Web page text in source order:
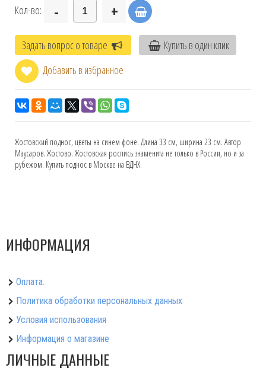
Кол-во: - +
Задать вопрос о товаре
Купить в один клик
Добавить в избранное
Жостовский поднос, цветы на синем фоне. Длина 33 см, ширина 23 см. Автор
Маусаров. Жостово. Жостовская роспись знаменита не только в России, но и за
рубежом. Купить поднос в Москве на ВДНХ.
ИНФОРМАЦИЯ
Оплата.
Политика обработки персональных данных
Условия использования
Информация о магазине
ЛИЧНЫЕ ДАННЫЕ